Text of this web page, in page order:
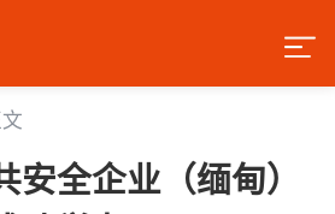
全企业（缅甸）